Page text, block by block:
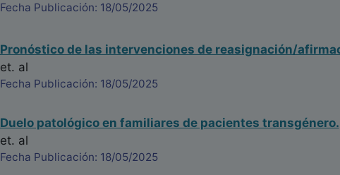
Fecha Publicación: 18/05/2025
Pronóstico de las intervenciones de reasignación/
et. al
Fecha Publicación: 18/05/2025
Duelo patológico en familiares de pacientes transgénero.
et. al
Fecha Publicación: 18/05/2025